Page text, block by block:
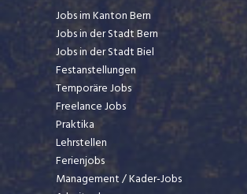
Jobs im Kanton Bern
Jobs in der Stadt Bern
Jobs in der Stadt Biel
Festanstellungen
Temporäre Jobs
Freelance Jobs
Praktika
Lehrstellen
Ferienjobs
Management / Kader-Jobs